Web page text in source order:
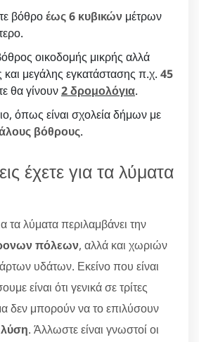
βόθροέως 6 κυβικών μέτρων
οικοδομής μικρής αλλά
μεγάλης εγκατάστασης π.χ. 45
θα γίνουν2 δρομολόγια.
όπως είναι σχολεία δήμων με
βόθρους.
έχετε για τα λύματα
τα λύματα περιλαμβάνει την
πόλεων, αλλά και χωριών
υδάτων. Εκείνο που είναι
είναι ότι γενικά σε τρίτες
δεν μπορούν να το επιλύσουν
. Άλλωστε είναι γνωστοί οι